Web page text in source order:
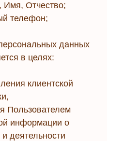
Имя, Отчество;
телефон;
данных
в целях:
клиентской
Пользователем
информации о
деятельности